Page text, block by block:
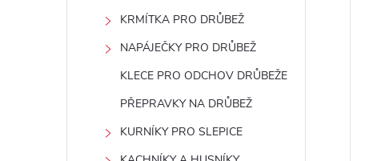
KRMÍTKA PRO DRŮBEŽ
NAPÁJEČKY PRO DRŮBEŽ
KLECE PRO ODCHOV DRŮBEŽE
PŘEPRAVKY NA DRŮBEŽ
KURNÍKY PRO SLEPICE